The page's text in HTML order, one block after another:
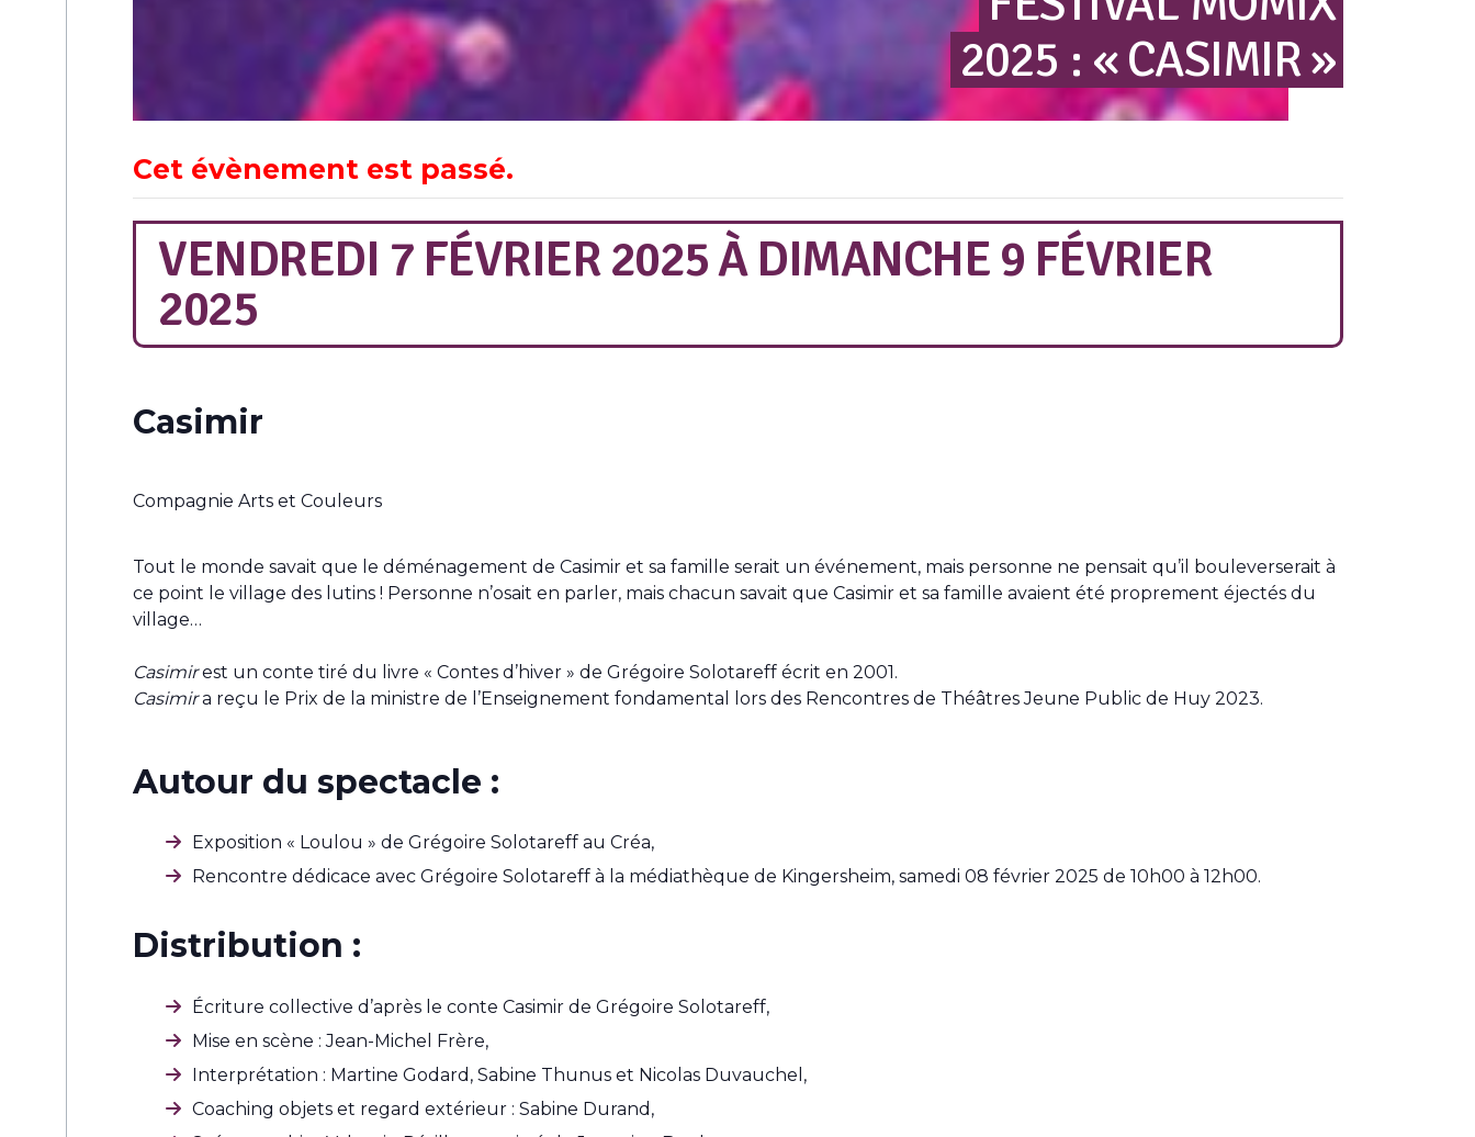
2025 : « CASIMIR »
Cet évènement est passé.
VENDREDI 7 FÉVRIER 2025À DIMANCHE 9 FÉVRIER
2025
Casimir
Compagnie Arts et Couleurs
Tout le monde savait que le déménagement de Casimir et sa famille serait un événement, mais personne ne pensait qu’il bouleverserait à
ce point le village des lutins ! Personne n’osait en parler, mais chacun savait que Casimir et sa famille avaient été proprement éjectés du
village…
Casimirest un conte tiré du livre « Contes d’hiver » de Grégoire Solotareff écrit en 2001.
Casimira reçu le Prix de la ministre de l’Enseignement fondamental lors des Rencontres de Théâtres Jeune Public de Huy 2023.
Autour du spectacle :
Exposition « Loulou » de Grégoire Solotareff au Créa,
Rencontre dédicace avec Grégoire Solotareff à la médiathèque de Kingersheim, samedi 08 février 2025 de 10h00 à 12h00.
Distribution :
Écriture collective d’après le conte Casimir de Grégoire Solotareff,
Mise en scène : Jean-Michel Frère,
Interprétation : Martine Godard, Sabine Thunus et Nicolas Duvauchel,
Coaching objets et regard extérieur : Sabine Durand,